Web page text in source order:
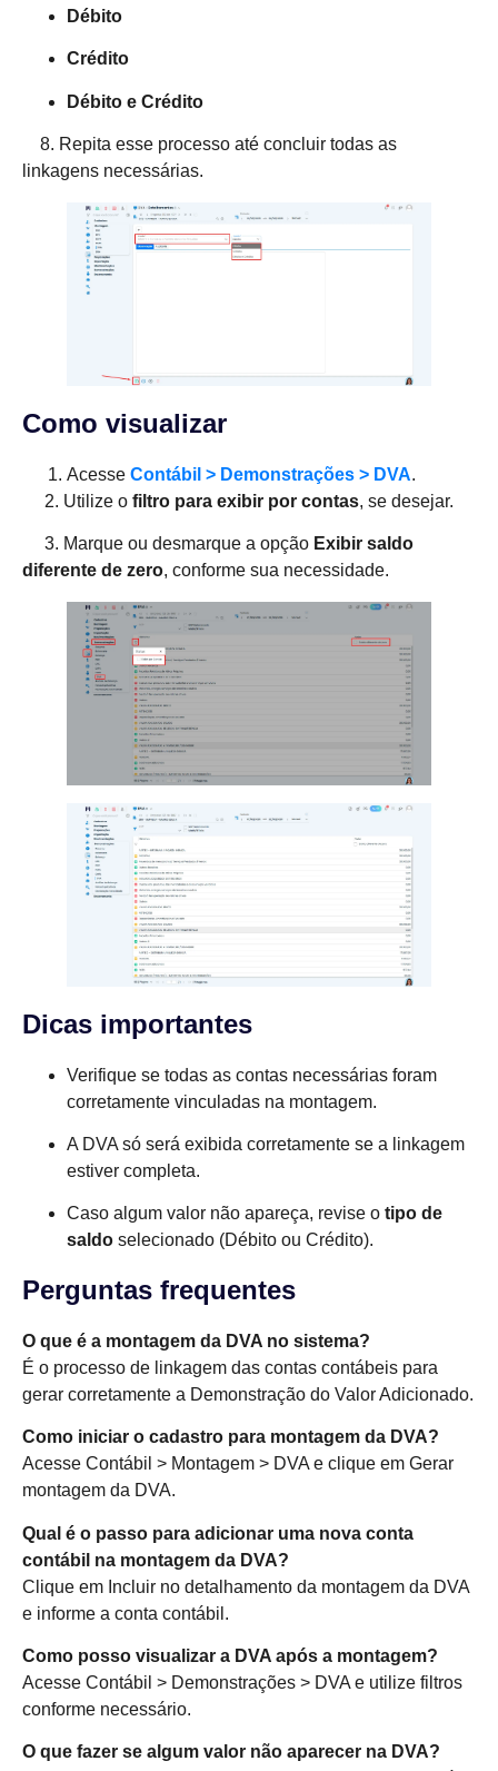
Débito
Crédito
Débito e Crédito
8. Repita esse processo até concluir todas as
linkagens necessárias.
Como visualizar
Acesse Contábil > Demonstrações > DVA.
2. Utilize o filtro para exibir por contas, se desejar.
3. Marque ou desmarque a opção Exibir saldo
diferente de zero, conforme sua necessidade.
Dicas importantes
Verifique se todas as contas necessárias foram
corretamente vinculadas na montagem.
A DVA só será exibida corretamente se a linkagem
estiver completa.
Caso algum valor não apareça, revise o tipo de
saldo selecionado (Débito ou Crédito).
Perguntas frequentes
O que é a montagem da DVA no sistema?
É o processo de linkagem das contas contábeis para
gerar corretamente a Demonstração do Valor Adicionado.
Como iniciar o cadastro para montagem da DVA?
Acesse Contábil > Montagem > DVA e clique em Gerar
montagem da DVA.
Qual é o passo para adicionar uma nova conta
contábil na montagem da DVA?
Clique em Incluir no detalhamento da montagem da DVA
e informe a conta contábil.
Como posso visualizar a DVA após a montagem?
Acesse Contábil > Demonstrações > DVA e utilize filtros
conforme necessário.
O que fazer se algum valor não aparecer na DVA?